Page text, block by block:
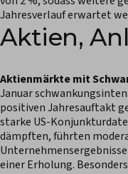
Jahresverlauf erwartet
Aktien,
Aktienmärkte mit
Januar
positiven Jahresauftakt
starke US-
dämpften, führten
einer Erholung.